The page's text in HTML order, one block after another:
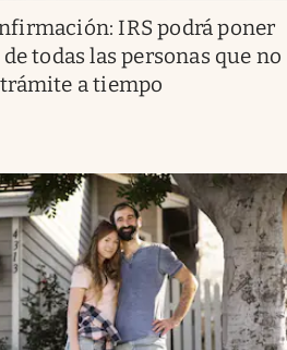
IRS podrá poner
todas las personas que no
a tiempo